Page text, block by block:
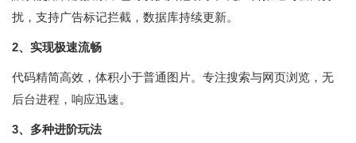
扰，支持广告标记拦截，数据库持续更新。
2、实现极速流畅
代码精简高效，体积小于普通图片。专注搜索与网页浏览，无
后台进程，响应迅速。
3、多种进阶玩法